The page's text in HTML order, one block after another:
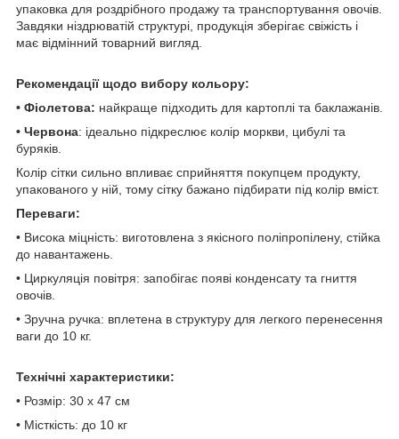
упаковка для роздрібного продажу та транспортування овочів.
Завдяки ніздрюватій структурі, продукція зберігає свіжість і
має відмінний товарний вигляд.
Рекомендації щодо вибору кольору:
• Фіолетова: найкраще підходить для картоплі та баклажанів.
• Червона: ідеально підкреслює колір моркви, цибулі та
буряків.
Колір сітки сильно впливає сприйняття покупцем продукту,
упакованого у ній, тому сітку бажано підбирати під колір вміст.
Переваги:
• Висока міцність: виготовлена ​​з якісного поліпропілену, стійка
до навантажень.
• Циркуляція повітря: запобігає появі конденсату та гниття
овочів.
• Зручна ручка: вплетена в структуру для легкого перенесення
ваги до 10 кг.
Технічні характеристики:
• Розмір: 30 х 47 см
• Місткість: до 10 кг